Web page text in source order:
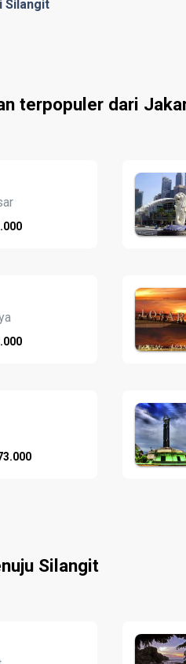
Silangit
terpopuler dari
000
000
000
Silangit